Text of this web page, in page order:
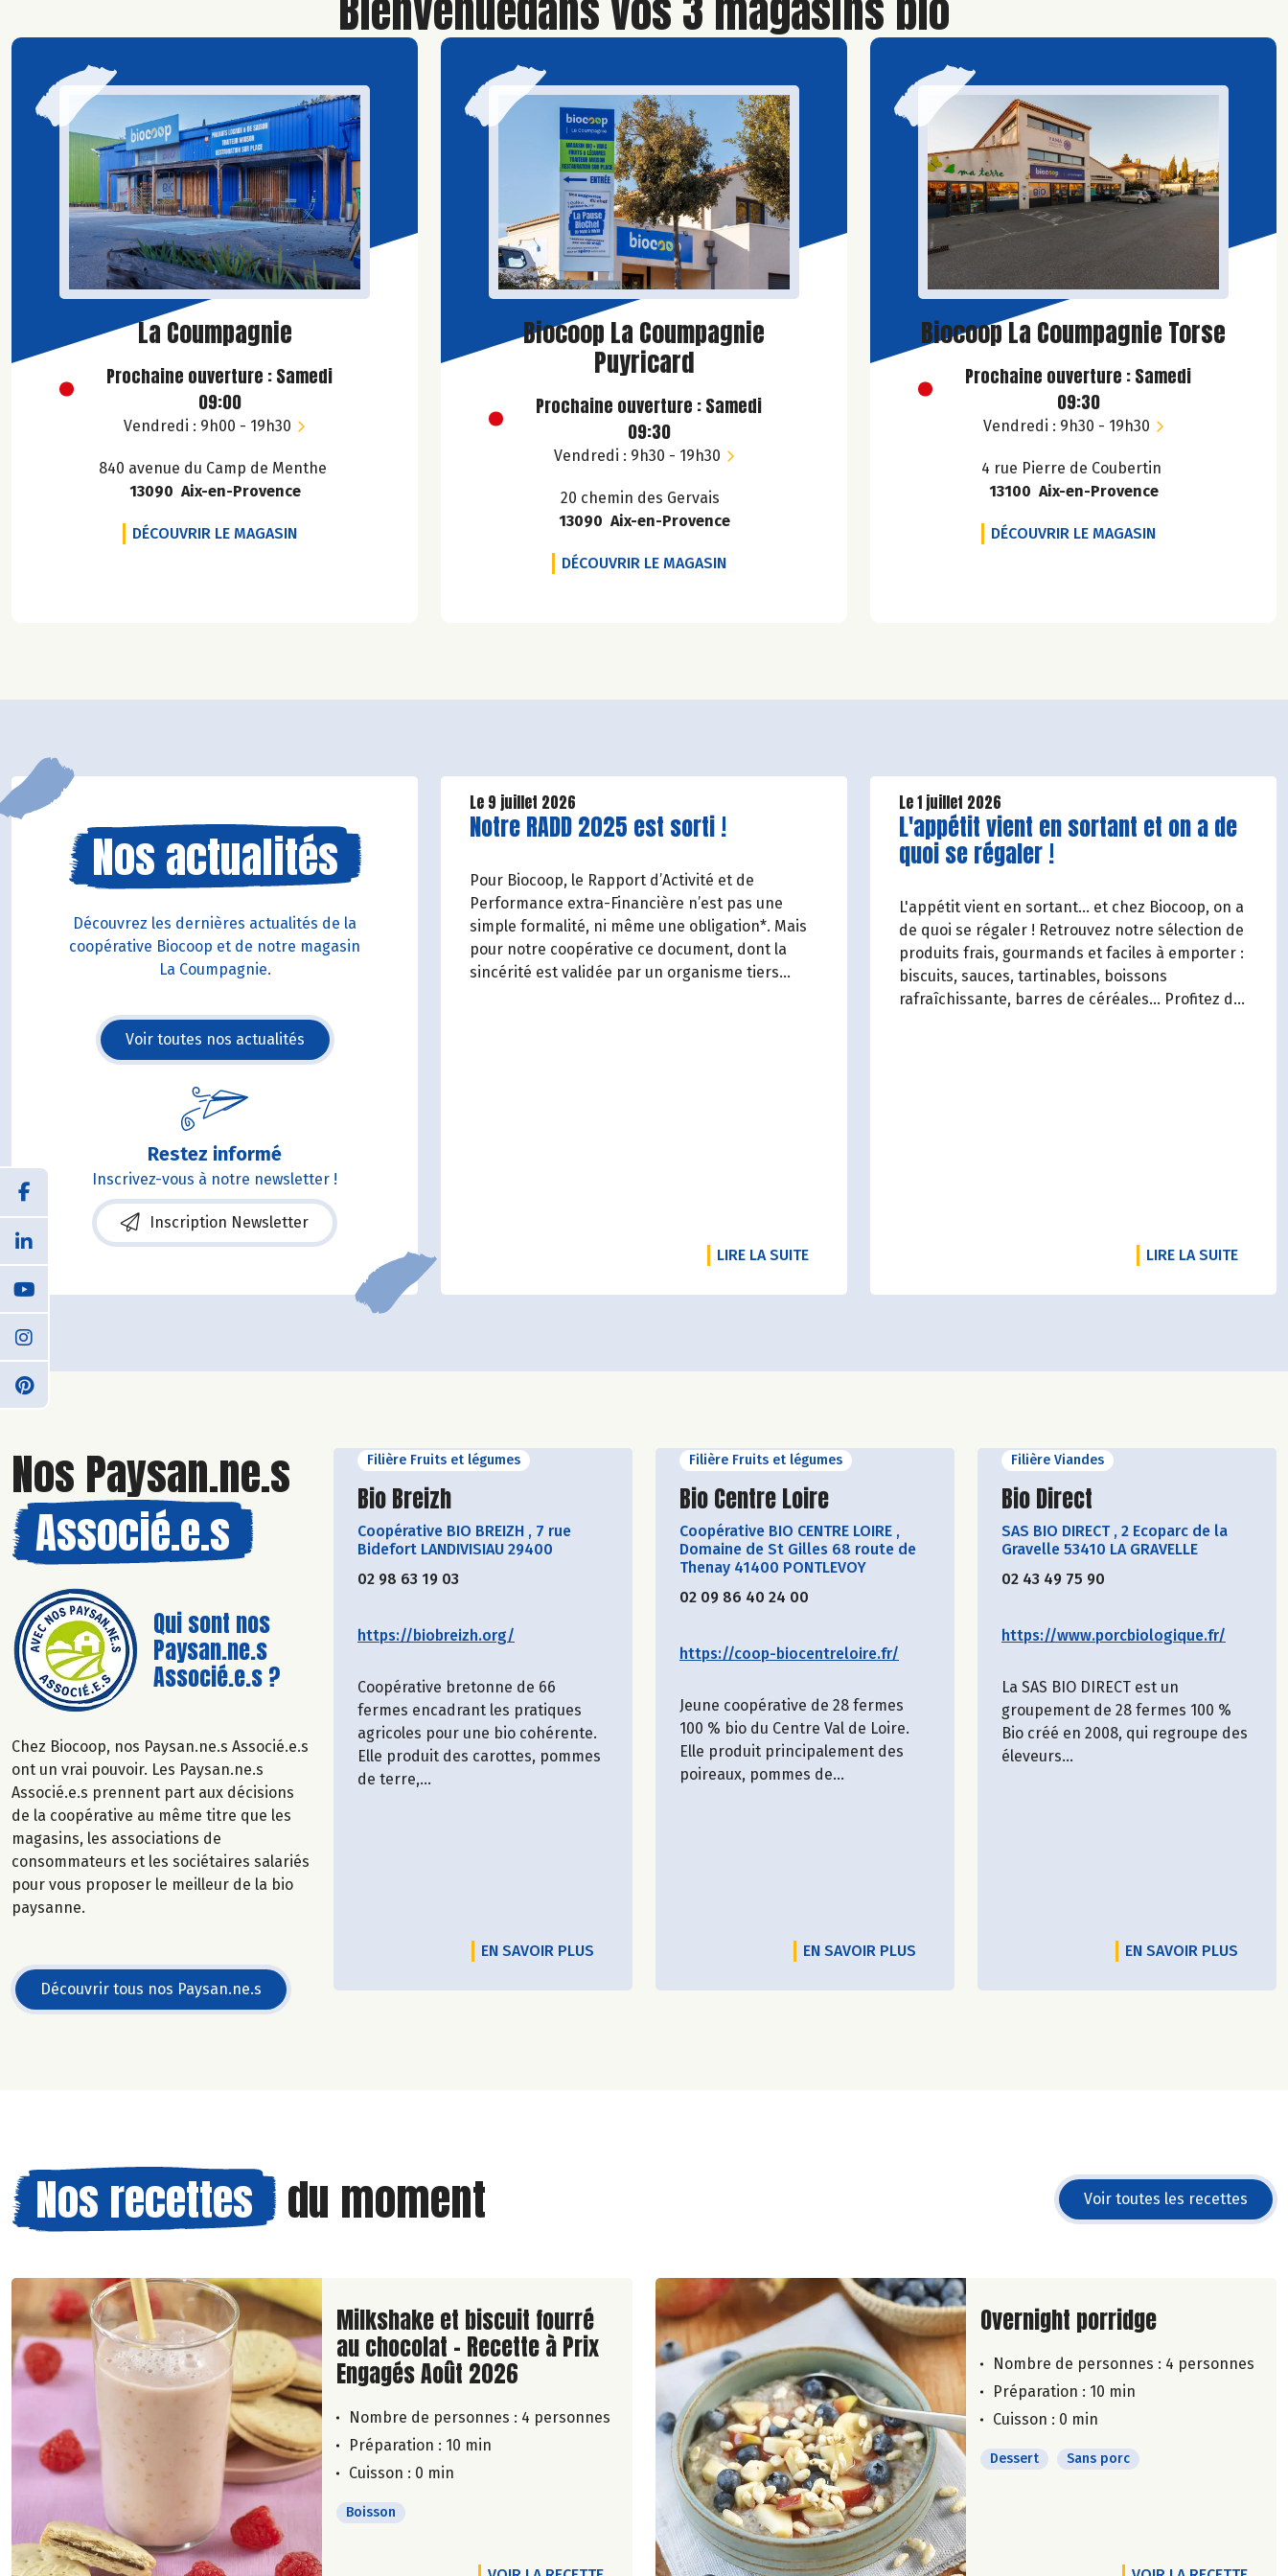
La Coumpagnie
Prochaine ouverture : Samedi
09:00
Vendredi : 9h00 - 19h30
840 avenue du Camp de Menthe
13090 Aix-en-Provence
DÉCOUVRIR LE MAGASINLA COUMPAGNIE
Biocoop La Coumpagnie
Puyricard
Prochaine ouverture : Samedi
09:30
Vendredi : 9h30 - 19h30
20 chemin des Gervais
13090 Aix-en-Provence
DÉCOUVRIR LE MAGASINBIOCOOP LA COUMPAGNIE PUYRICARD
Biocoop La Coumpagnie Torse
Prochaine ouverture : Samedi
09:30
Vendredi : 9h30 - 19h30
4 rue Pierre de Coubertin
13100 Aix-en-Provence
DÉCOUVRIR LE MAGASINBIOCOOP LA
Nos actualités
Découvrez les dernières actualités de la
coopérative Biocoop et de notre magasin
La Coumpagnie.
Voir toutes nos actualités
Restez informé
Inscrivez-vous à notre newsletter !
Inscription Newsletter
Le 9 juillet 2026
Lire la suite de l'article
Notre RADD 2025 est sorti !
Pour Biocoop, le Rapport d’Activité et de
Performance extra-Financière n’est pas une
simple formalité, ni même une obligation*. Mais
pour notre coopérative ce document, dont la
sincérité est validée par un organisme tiers
LIRE LA SUITEDE L'ARTICLE NOTRE RADD 2025 EST SORTI !
Le 1 juillet 2026
Lire la suite de l'article
L'appétit vient en sortant et on a de
quoi se régaler !
L'appétit vient en sortant... et chez Biocoop, on a
de quoi se régaler ! Retrouvez notre sélection de
produits frais, gourmands et faciles à emporter :
biscuits, sauces, tartinables, boissons
rafraîchissante, barres de céréales... Profitez de
LIRE LA SUITEDE
Nos Paysan.ne.s
Associé.e.s
Qui sont nos
Paysan.ne.s
Associé.e.s ?
Chez Biocoop, nos Paysan.ne.s Associé.e.s
ont un vrai pouvoir. Les Paysan.ne.s
Associé.e.s prennent part aux décisions
de la coopérative au même titre que les
magasins, les associations de
consommateurs et les sociétaires salariés
pour vous proposer le meilleur de la bio
paysanne.
Découvrir tous nos Paysan.ne.s
Filière Fruits et légumes
Découvrir le producteur
Bio Breizh
Coopérative BIO BREIZH , 7 rue
Bidefort LANDIVISIAU 29400
02 98 63 19 03
https://biobreizh.org/
Coopérative bretonne de 66
fermes encadrant les pratiques
agricoles pour une bio cohérente.
Elle produit des carottes, pommes
de terre,...
EN SAVOIR PLUS
Filière Fruits et légumes
Découvrir le producteur
Bio Centre Loire
Coopérative BIO CENTRE LOIRE ,
Domaine de St Gilles 68 route de
Thenay 41400 PONTLEVOY
02 09 86 40 24 00
https://coop-biocentreloire.fr/
Jeune coopérative de 28 fermes
100 % bio du Centre Val de Loire.
Elle produit principalement des
poireaux, pommes de...
EN SAVOIR PLUS
Filière Viandes
Découvrir le producteur
Bio Direct
SAS BIO DIRECT , 2 Ecoparc de la
Gravelle 53410 LA GRAVELLE
02 43 49 75 90
https://www.porcbiologique.fr/
La SAS BIO DIRECT est un
groupement de 28 fermes 100 %
Bio créé en 2008, qui regroupe des
éleveurs...
EN SAVOIR PLUS
Nos recettes du moment Voir toutes les recettes
Lire la suite de la recette
Milkshake et biscuit fourré
au chocolat - Recette à Prix
Engagés Août 2026
Nombre de personnes : 4 personnes
Préparation : 10 min
Cuisson : 0 min
Boisson
Lire la suite de la recette
Overnight porridge
Nombre de personnes : 4 personnes
Préparation : 10 min
Cuisson : 0 min
Dessert Sans porc